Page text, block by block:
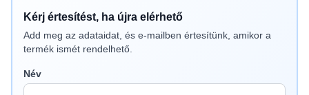
Kérj értesítést, ha újra elérhető
Add meg az adataidat, és e-mailben értesítünk, amikor a
termék ismét rendelhető.
Név